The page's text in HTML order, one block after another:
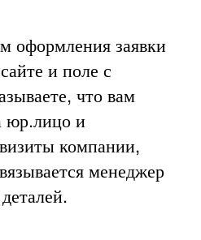
оформления заявки
и поле с
что вам
юр.лицо и
компании,
менеджер